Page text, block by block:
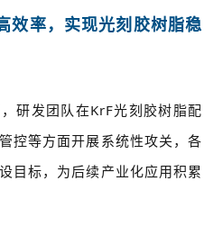
效率，实现光刻胶树脂稳
研发团队在KrF光刻胶树脂配
控等方面开展系统性攻关，各
目标，为后续产业化应用积累